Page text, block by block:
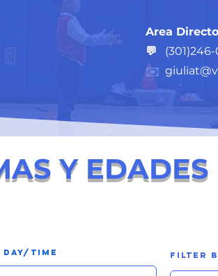
Area
💬
​✉️
Y EDADES
Time Filter